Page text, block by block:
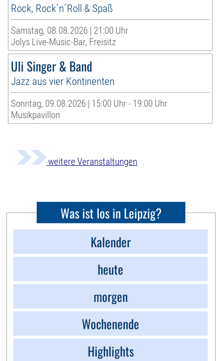
Rock, Rock´n´Roll & Spaß
Samstag, 08.08.2026 | 21:00 Uhr
Jolys Live-Music-Bar, Freisitz
Uli Singer & Band
Jazz aus vier Kontinenten
Sonntag, 09.08.2026 | 15:00 Uhr - 19:00 Uhr
Musikpavillon
weitere Veranstaltungen
Was ist los in Leipzig?
Kalender
heute
morgen
Wochenende
Highlights